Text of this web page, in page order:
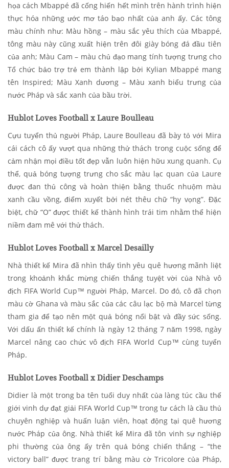
họa cách Mbappé đã cống hiến hết mình trên hành trình hiện
thực hóa những ước mơ táo bạo nhất của anh ấy. Các tông
màu chính như: Màu hồng – màu sắc yêu thích của Mbappé,
tông màu này cũng xuất hiện trên đôi giày bóng đá đầu tiên
của anh; Màu Cam – màu chủ đạo mang tính tượng trưng cho
Tổ chức bảo trợ trẻ em thành lập bởi Kylian Mbappé mang
tên Inspired; Màu Xanh dương – Màu xanh biểu trưng của
nước Pháp và sắc xanh của bầu trời.
Hublot Loves Football x Laure Boulleau
Cựu tuyển thủ người Pháp, Laure Boulleau đã bày tỏ với Mira
cái cách cô ấy vượt qua những thử thách trong cuộc sống để
cảm nhận mọi điều tốt đẹp vẫn luôn hiện hữu xung quanh. Cụ
thể, quả bóng tượng trưng cho sắc màu lạc quan của Laure
được đan thủ công và hoàn thiện bằng thuốc nhuộm màu
xanh cầu vồng, điểm xuyết bởi nét thêu chữ “hy vọng”. Đặc
biệt, chữ “O” được thiết kế thành hình trái tim nhằm thể hiện
niềm đam mê với thử thách.
Hublot Loves Football x Marcel Desailly
Nhà thiết kế Mira đã nhìn thấy tình yêu quê hương mãnh liệt
trong khoảnh khắc mừng chiến thắng tuyệt vời của Nhà vô
địch FIFA World Cup™ người Pháp, Marcel. Do đó, cô đã chọn
màu cờ Ghana và màu sắc của các câu lạc bộ mà Marcel từng
tham gia để tạo nên một quả bóng nổi bật và đầy sức sống.
Với dấu ấn thiết kế chính là ngày 12 tháng 7 năm 1998, ngày
Marcel nâng cao chức vô địch FIFA World Cup™ cùng tuyển
Pháp.
Hublot Loves Football x Didier Deschamps
Didier là một trong ba tên tuổi duy nhất của làng túc cầu thế
giới vinh dự đạt giải FIFA World Cup™ trong tư cách là cầu thủ
chuyên nghiệp và huấn luận viên, hoạt động tại quê hương
nước Pháp của ông. Nhà thiết kế Mira đã tôn vinh sự nghiệp
phi thường của ông ấy trên quả bóng chiến thắng – “the
victory ball” được trang trí bằng màu cờ Tricolore của Pháp,